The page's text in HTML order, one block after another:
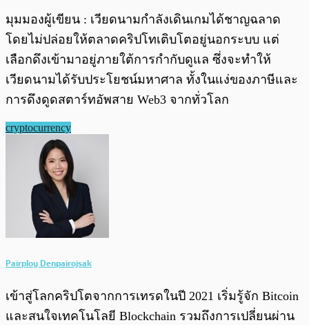
มุมมองผู้เขียน : เวียดนามกำลังเดินเกมได้ชาญฉลาด
โดยไม่ปล่อยให้ตลาดคริปโทเติบโตอยู่นอกระบบ แต่
เลือกดึงเข้ามาอยู่ภายใต้การกำกับดูแล ซึ่งจะทำให้
เวียดนามได้รับประโยชน์มหาศาล ทั้งในแง่ของภาษีและ
การดึงดูดสตาร์ทอัพสาย Web3 จากทั่วโลก
cryptocurrency
Pairploy Denpairojsak
เข้าสู่โลกคริปโตจากการเทรดในปี 2021 เริ่มรู้จัก Bitcoin
และสนใจเทคโนโลยี Blockchain รวมถึงการเปลี่ยนผ่าน